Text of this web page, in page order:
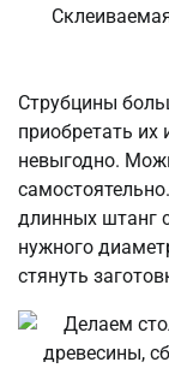
Струбцины
приобретать их
невыгодно.
длинных штанг
нужного
стянуть